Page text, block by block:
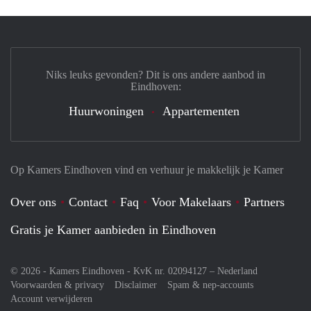
Op Kamers Eindhoven vind en verhuur je makkelijk je Kamer
Over ons Contact Faq Voor Makelaars
Partners
Gratis je Kamer aanbieden in Eindhoven
© 2026 - Kamers Eindhoven - KvK nr. 02094127 – Nederland
Voorwaarden & privacy
Disclaimer
Spam & nep-accounts
Account verwijderen
Niks leuks gevonden? Dit is ons andere aanbod in
Eindhoven:
Huurwoningen Appartementen